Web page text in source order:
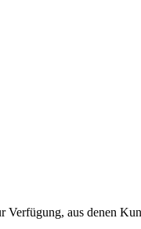
Verfügung, aus denen